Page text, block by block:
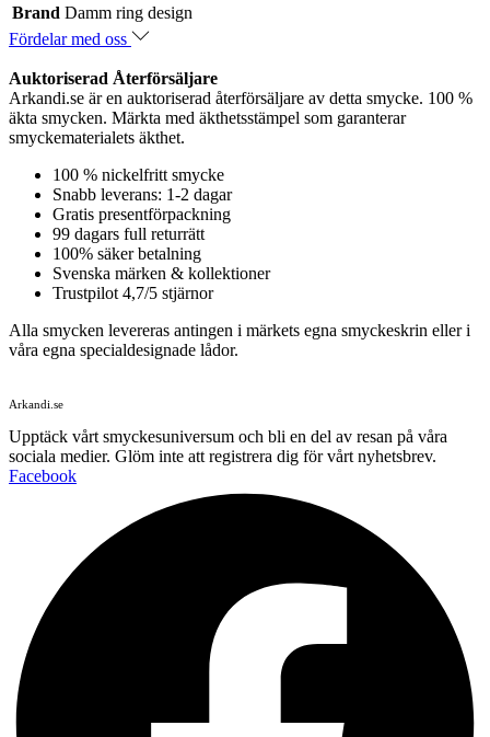
Brand Damm ring design
Fördelar med oss
Auktoriserad Återförsäljare
Arkandi.se är en auktoriserad återförsäljare av detta smycke. 100 %
äkta smycken. Märkta med äkthetsstämpel som garanterar
smyckematerialets äkthet.
100 % nickelfritt smycke
Snabb leverans: 1-2 dagar
Gratis presentförpackning
99 dagars full returrätt
100% säker betalning
Svenska märken & kollektioner
Trustpilot 4,7/5 stjärnor
Alla smycken levereras antingen i märkets egna smyckeskrin eller i
våra egna specialdesignade lådor.
Arkandi.se
Upptäck vårt smyckesuniversum och bli en del av resan på våra
sociala medier. Glöm inte att registrera dig för vårt nyhetsbrev.
Facebook